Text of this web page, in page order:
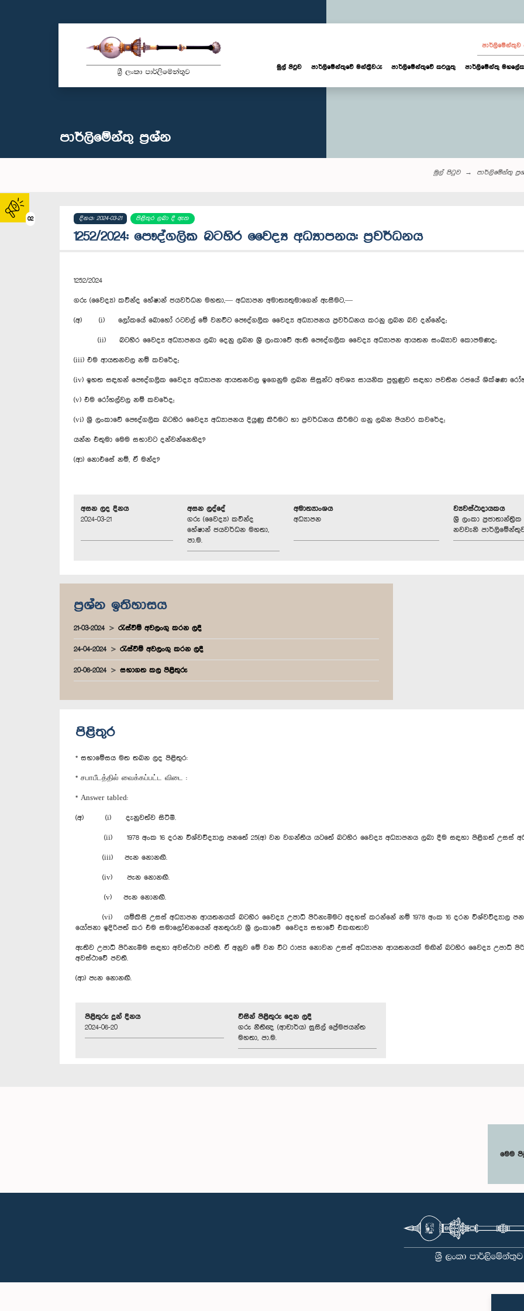
02
පාර්ලි‌මේන්තුව
මුල් පිටුව පාර්ලි‌මේන්තුවේ මන්ත්‍රීවරු පාර්ලිමේන්තුවේ කටයුතු පාර්ලිමේන්තු
පාර්ලි‌මේන්තු‌ ප්‍රශ්න
මුල් පිටුව පාර්ලි‌මේන්තු‌
දිනය: 2024-03-21 පිළිතුර ලබා දී ඇත
1252/2024: පෞද්ගලික බටහිර වෛද්‍ය අධ්‍යාපනය: ප්‍රවර්ධනය
1252/2024
ගරු (වෛද්‍ය) කවින්ද හේෂාන් ජයවර්ධන මහතා,— අධ්‍යාපන අමාත්‍යතුමාගෙන් ඇසීමට,—
(අ) (i) ලෝකයේ බොහෝ රටවල් මේ වනවිට පෞද්ගලික වෛද්‍ය අධ්‍යාපනය ප්‍රවර්ධනය කරනු ලබන බව දන්නේද;
(ii) බටහිර වෛද්‍ය අධ්‍යාපනය ලබා දෙනු ලබන ශ්‍රී ලංකාවේ ඇති පෞද්ගලික වෛද්‍ය අධ්‍යාපන ආයතන සංඛ්‍යාව කොපමණද;
(iii) එම ආයතනවල නම් කවරේද;
(iv) ඉහත සඳහන් පෞද්ගලික වෛද්‍ය අධ්‍යාපන ආයතනවල ඉගෙනුම ලබන සිසුන්ට අවශ්‍ය සායනික පුහුණුව සඳහා පවතින රජයේ ශික්ෂණ
(v) එම රෝහල්වල නම් කවරේද;
(vi) ශ්‍රී ලංකා‍වේ පෞද්ගලික බටහිර වෛද්‍ය අධ්‍යාපනය දියුණු කිරීමට හා ප්‍රවර්ධනය කිරීමට ගනු ලබන පියවර කවරේද;
යන්න එතුමා මෙම සභාවට දන්වන්නෙහිද?
(ආ) නොඑසේ නම්, ඒ මන්ද?
අසන ලද දිනය
2024-03-21
අසන ලද්දේ
ගරු (වෛද්‍ය) කවින්ද
හේෂාන් ජයවර්ධන මහතා,
පා.ම.
අමාත්‍යාංශය
අධ්‍යාපන
ව්‍යවස්ථාදායකය
ශ්‍රී ලංකා
නවවැනි
ප්‍රශ්න ඉතිහාසය
21-03-2024 රැස්වීම් අවලංගු කරන ලදී
24-04-2024 රැස්වීම් අවලංගු කරන ලදී
20-06-2024 සභාගත කල පිළිතුරු
පිළිතුර
* සභාමේසය මත තබන ලද පිළිතුර:
* சபாபீடத்தில் வைக்கப்பட்ட விடை :
* Answer tabled:
(අ) (i) දැනුවත්ව සිටිමි.
(ii) 1978 අංක 16 දරන විශ්වවිද්‍යාල පනතේ 25(අ) වන වගන්තිය යටතේ බටහිර වෛද්‍ය අධ්‍යාපනය ලබා දීම සඳහා පිළිගත් උසස්
(iii) පැන නොනඟී.
(iv) පැන නොනඟී.
(v) පැන නොනඟී.
(vi) යම්කිසි උසස් අධ්‍යාපන ආයතනයක් බටහිර වෛද්‍ය උපාධි පිරිනැමීමට අදහස් කරන්නේ නම් 1978 අංක 16 දරන විශ්වවිද්‍යාල
යෝජනා ඉදිරිපත් කර එම සමාලෝචනයෙන් අනතුරුව ශ්‍රී ලංකාවේ වෛද්‍ය සභාවේ එකඟතාව
ඇතිව උපාධි පිරිනැමීම සඳහා අවස්ථාව පවතී. ඒ අනුව මේ වන විට රාජ්‍ය නොවන උසස් අධ්‍යාපන ආයතනයක් මඟින් බටහිර වෛද්‍ය උපාධි
අවස්ථාවේ පවතී.
(ආ) පැන නොනඟී.
පිළිතුරු දුන් දිනය
2024-06-20
විසින් පිළිතුරු දෙන ලදී
ගරු නීතිඥ (ආචාර්ය) සුසිල් ප්‍රේමජයන්ත
මහතා, පා.ම.
මෙම